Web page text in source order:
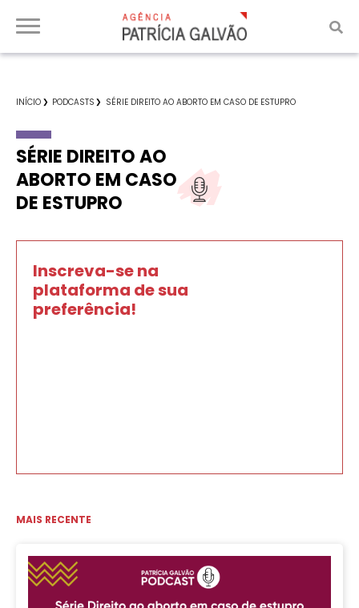
INÍCIO PODCASTS SÉRIE DIREITO AO ABORTO EM CASO DE ESTUPRO
SÉRIE DIREITO AO
ABORTO EM CASO
DE ESTUPRO
Inscreva-se na
plataforma de sua
preferência!
MAIS RECENTE